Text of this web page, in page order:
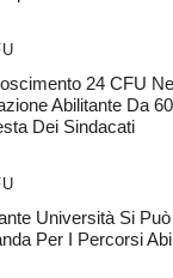
24 CFU
Abilitante Da
Dei Sindacati
Università Si
Per I Percorsi